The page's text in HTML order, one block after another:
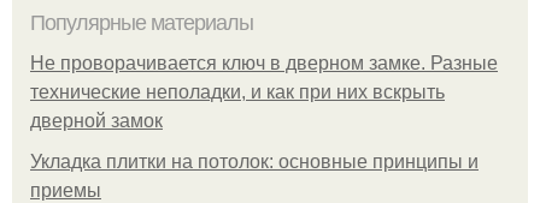
Популярные материалы
Не проворачивается ключ в дверном замке. Разные
технические неполадки, и как при них вскрыть
дверной замок
Укладка плитки на потолок: основные принципы и
приемы